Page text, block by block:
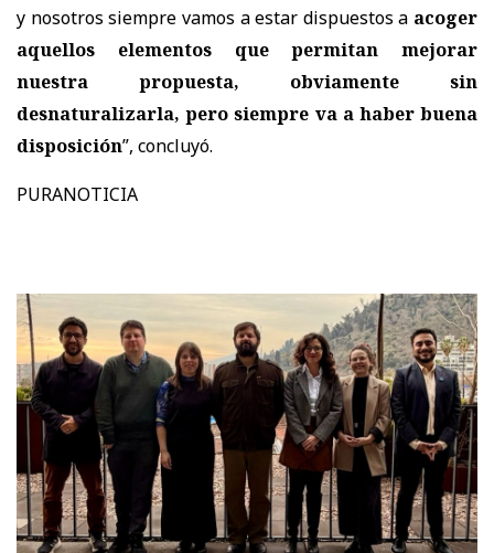
y nosotros siempre vamos a estar dispuestos a acoger
aquellos elementos que permitan mejorar
nuestra propuesta, obviamente sin
desnaturalizarla, pero siempre va a haber buena
disposición”, concluyó.
PURANOTICIA